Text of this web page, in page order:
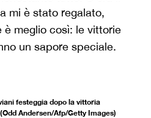
mi è stato regalato,
meglio così: le vittorie
un sapore speciale.
festeggia dopo la vittoria
Andersen/Afp/Getty Images)